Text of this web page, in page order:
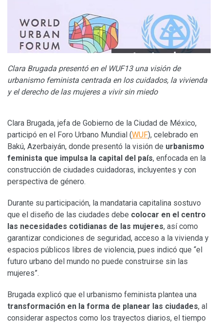
Clara Brugada presentó en el WUF13 una visión de
urbanismo feminista centrada en los cuidados, la vivienda
y el derecho de las mujeres a vivir sin miedo
Clara Brugada, jefa de Gobierno de la Ciudad de México,
participó en el Foro Urbano Mundial (WUF), celebrado en
Bakú, Azerbaiyán, donde presentó la visión de urbanismo
feminista que impulsa la capital del país, enfocada en la
construcción de ciudades cuidadoras, incluyentes y con
perspectiva de género.
Durante su participación, la mandataria capitalina sostuvo
que el diseño de las ciudades debe colocar en el centro
las necesidades cotidianas de las mujeres, así como
garantizar condiciones de seguridad, acceso a la vivienda y
espacios públicos libres de violencia, pues indicó que “el
futuro urbano del mundo no puede construirse sin las
mujeres”.
Brugada explicó que el urbanismo feminista plantea una
transformación en la forma de planear las ciudades, al
considerar aspectos como los trayectos diarios, el tiempo